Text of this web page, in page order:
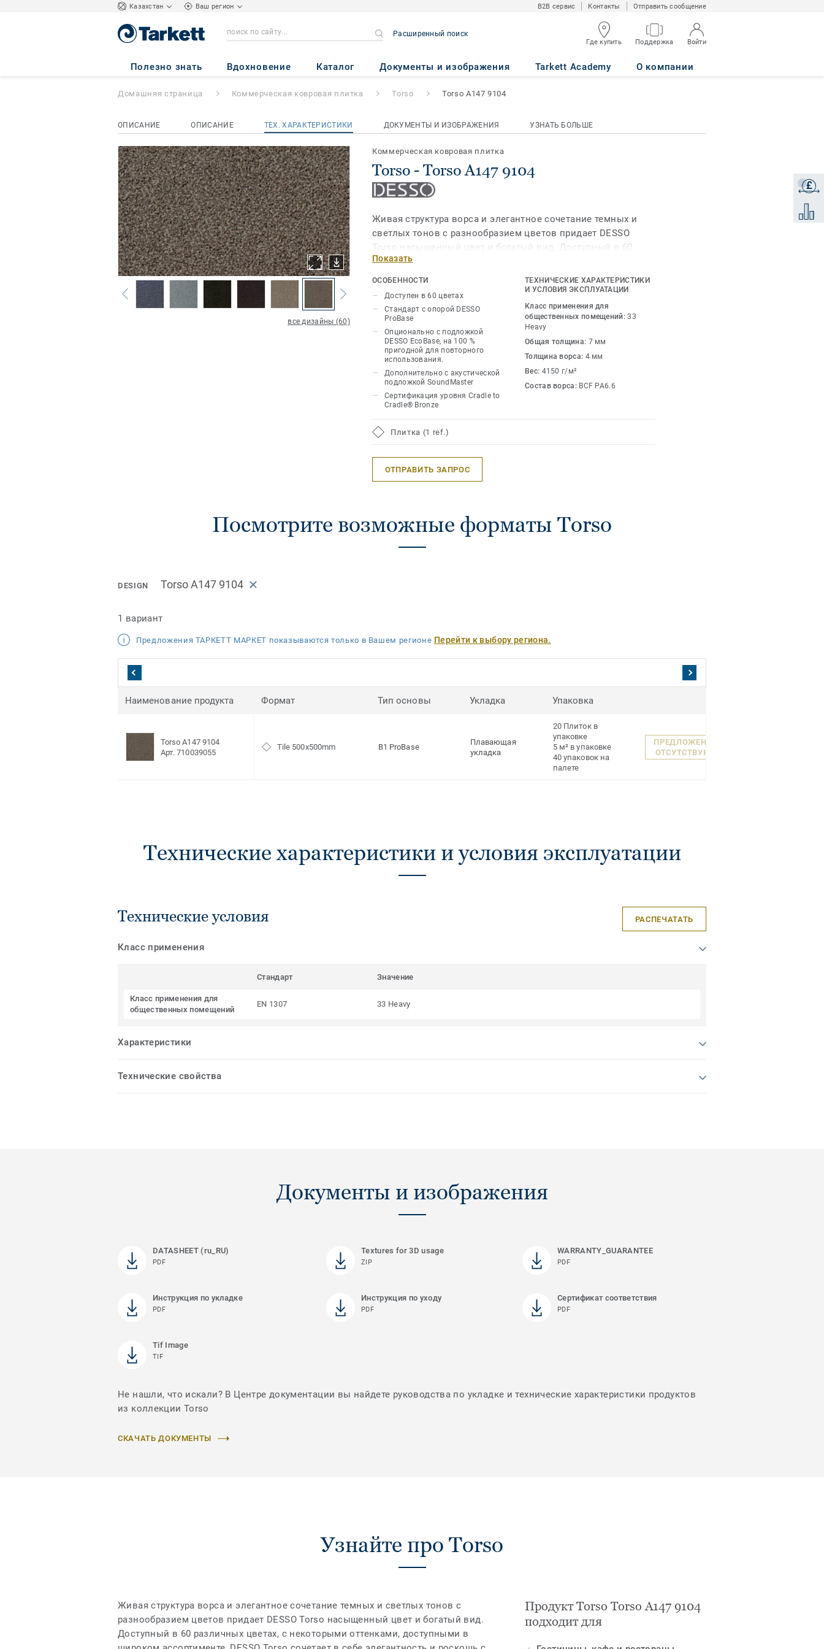
Kазахстан Ваш регион B2B сервис Контакты Отправить сообщение
Расширенный поиск
Где купить Поддержка Войти
Полезно знать Вдохновение Каталог Документы и изображения Tarkett Academy О компании
Torso - Torso A147 9104
£
Домашняя страница Коммерческая ковровая плитка Torso Torso A147 9104
ОПИСАНИЕ ОПИСАНИЕ ТЕХ. ХАРАКТЕРИСТИКИ ДОКУМЕНТЫ И ИЗОБРАЖЕНИЯ УЗНАТЬ БОЛЬШЕ
все дизайны (60)
Коммерческая ковровая плитка
Torso - Torso A147 9104
Живая структура ворса и элегантное сочетание темных и
светлых тонов с разнообразием цветов придает DESSO
Torso насыщенный цвет и богатый вид. Доступный в 60
различных цветах, с некоторыми оттенками, доступными в
широком ассортименте, DESSO Torso сочетает в себе
элегантность и роскошь с качеством и надежностью,
предлагая напольное решение, подходящее для любой
среды.
Показать
ОСОБЕННОСТИ
Доступен в 60 цветах
Стандарт с опорой DESSO
ProBase
Опционально с подложкой
DESSO EcoBase, на 100 %
пригодной для повторного
использования.
Дополнительно с акустической
подложкой SoundMaster
Сертификация уровня Cradle to
Cradle® Bronze
ТЕХНИЧЕСКИЕ ХАРАКТЕРИСТИКИ
И УСЛОВИЯ ЭКСПЛУАТАЦИИ
Класс применения для
общественных помещений:33
Heavy
Общая толщина: 7 мм
Толщина ворса: 4 мм
Вес: 4150 г/м²
Состав ворса: BCF PA6.6
Плитка (1 ref.)
ОТПРАВИТЬ ЗАПРОС
Посмотрите возможные форматы Torso
DESIGN Torso A147 9104
1 вариант
Предложения ТАРКЕТТ МАРКЕТ показываются только в Вашем регионе Перейти к выбору региона.
Наименование продукта Формат Тип основы Укладка Упаковка
Torso A147 9104
Арт. 710039055
Tile 500x500mm B1 ProBase
Плавающая
укладка
20 Плиток в
упаковке
5 м² в упаковке
40 упаковок на
палете
ПРЕДЛОЖЕНИЯ
ОТСУТСТВУЮТ
Технические характеристики и условия эксплуатации
Технические условия РАСПЕЧАТАТЬ
Класс применения
Стандарт Значение
Класс применения для
общественных помещений
EN 1307 33 Heavy
Характеристики
Технические свойства
Документы и изображения
DATASHEET (ru_RU)
PDF
Textures for 3D usage
ZIP
WARRANTY_GUARANTEE
PDF
Инструкция по укладке
PDF
Инструкция по уходу
PDF
Сертификат соответствия
PDF
Tif Image
TIF
Не нашли, что искали? В Центре документации вы найдете руководства по укладке и технические характеристики продуктов
из коллекции Torso
СКАЧАТЬ ДОКУМЕНТЫ
Узнайте про Torso
Живая структура ворса и элегантное сочетание темных и светлых тонов с
разнообразием цветов придает DESSO Torso насыщенный цвет и богатый вид.
Доступный в 60 различных цветах, с некоторыми оттенками, доступными в
Продукт Torso Torso A147 9104
подходит для